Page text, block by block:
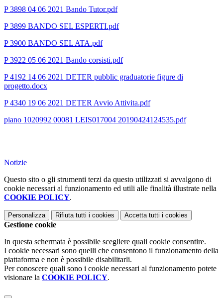
P 3898 04 06 2021 Bando Tutor.pdf
P 3899 BANDO SEL ESPERTI.pdf
P 3900 BANDO SEL ATA.pdf
P 3922 05 06 2021 Bando corsisti.pdf
P 4192 14 06 2021 DETER pubblic graduatorie figure di
progetto.docx
P 4340 19 06 2021 DETER Avvio Attivita.pdf
piano 1020992 00081 LEIS017004 20190424124535.pdf
Notizie
Questo sito o gli strumenti terzi da questo utilizzati si avvalgono di
cookie necessari al funzionamento ed utili alle finalità illustrate nella
COOKIE POLICY.
Personalizza Rifiuta tutti i cookies Accetta tutti i cookies
Gestione cookie
In questa schermata è possibile scegliere quali cookie consentire.
I cookie necessari sono quelli che consentono il funzionamento della
piattaforma e non è possibile disabilitarli.
Per conoscere quali sono i cookie necessari al funzionamento potete
visionare la COOKIE POLICY.